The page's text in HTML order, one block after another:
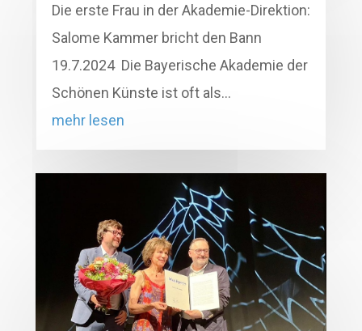
Die erste Frau in der Akademie-Direktion:
Salome Kammer bricht den Bann
19.7.2024 Die Bayerische Akademie der
Schönen Künste ist oft als…
mehr lesen